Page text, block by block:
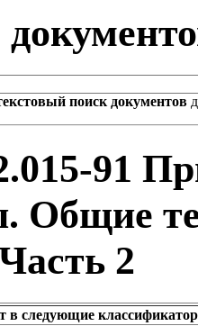
поиск документов
91
Общие
2
в следующие